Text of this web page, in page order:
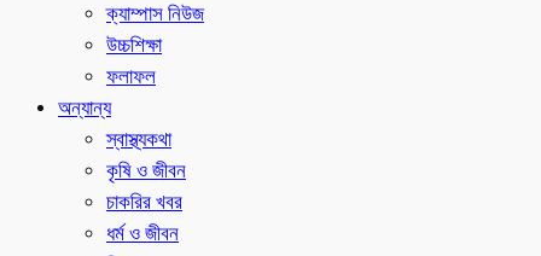
ক্যাম্পাস নিউজ
উচ্চশিক্ষা
ফলাফল
অন্যান্য
স্বাস্থ্যকথা
কৃষি ও জীবন
চাকরির খবর
ধর্ম ও জীবন